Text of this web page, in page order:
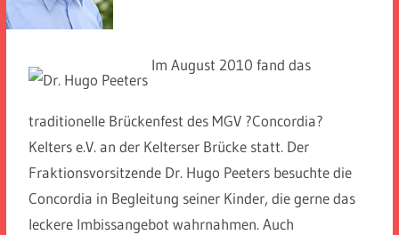
Im August 2010 fand das
traditionelle Brückenfest des MGV ?Concordia?
Kelters e.V. an der Kelterser Brücke statt. Der
Fraktionsvorsitzende Dr. Hugo Peeters besuchte die
Concordia in Begleitung seiner Kinder, die gerne das
leckere Imbissangebot wahrnahmen. Auch